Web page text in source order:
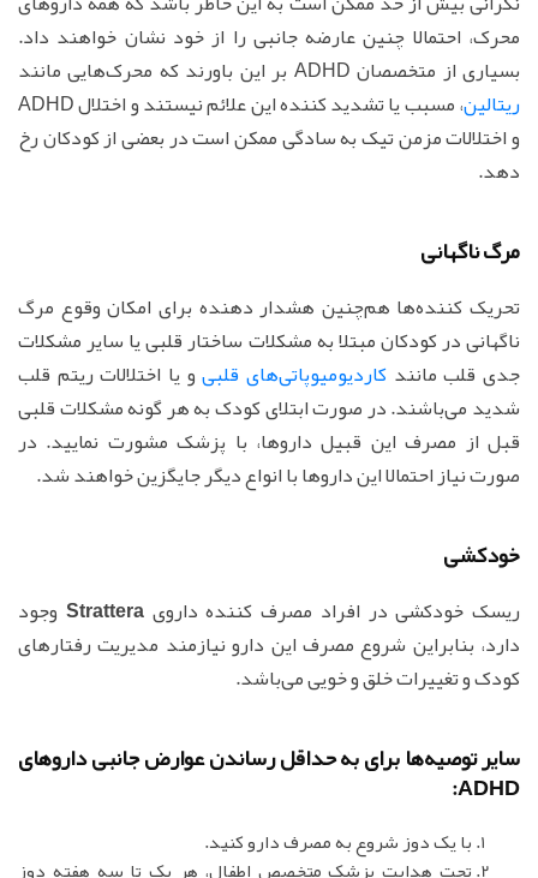
محرک، احتمالا چنین عارضه جانبی را از خود نشان خواهند داد.
بسیاری از متخصصان ADHD بر این باورند که محرک‌هایی مانند
ریتالین
، مسبب یا تشدید کننده این علائم نیستند و اختلال ADHD
و اختلالات مزمن تیک به سادگی ممکن است در بعضی از کودکان رخ
دهد.
مرگ ناگهانی
تحریک کننده‌ها هم‌چنین هشدار دهنده برای امکان وقوع مرگ
ناگهانی در کودکان مبتلا به مشکلات ساختار قلبی یا سایر مشکلات
جدی قلب مانند کاردیومیوپاتی‌‌های قلبیو یا اختلالات ریتم قلب
شدید می‌باشند. در صورت ابتلای کودک به هر گونه مشکلات قلبی
قبل از مصرف این قبیل داروها، با پزشک مشورت نمایید. در
صورت نیاز احتمالا این داروها با انواع دیگر جایگزین خواهند شد.
خودکشی
ریسک خودکشی در افراد مصرف کننده دارویStrattera وجود
دارد، بنابراین شروع مصرف این دارو نیازمند مدیریت رفتارهای
کودک و تغییرات خلق و خویی می‌باشد.
سایر توصیه‌ها برای به حداقل رساندن عوارض جانبی داروهای
ADHD:
با یک دوز شروع به مصرف دارو کنید.
تحت هدایت پزشک متخصص اطفال، هر یک تا سه هفته دوز